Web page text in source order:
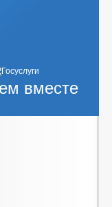
вместе